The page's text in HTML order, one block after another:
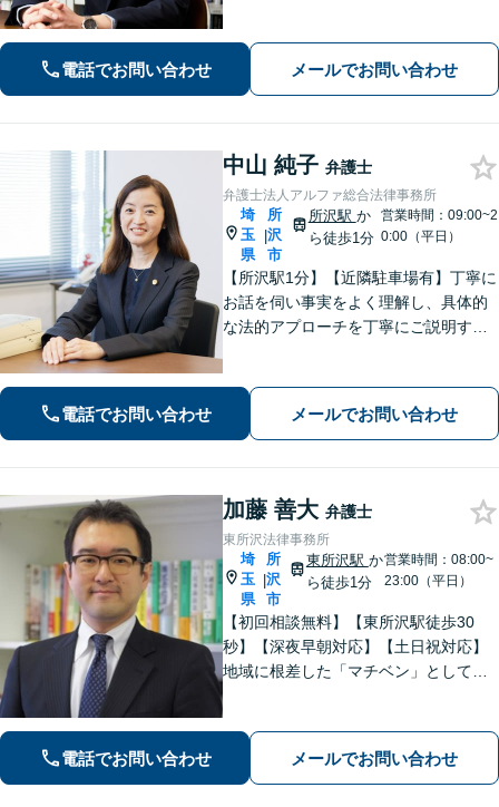
ください！【初回相談無料】
電話でお問い合わせ メールでお問い合わせ
中山 純子 弁護士
弁護士法人アルファ総合法律事務所
埼
玉
県
|
所
沢
市
所沢駅 か
ら徒歩1分
営業時間：09:00~2
0:00（平日）
【所沢駅1分】【近隣駐車場有】丁寧に
お話を伺い事実をよく理解し、具体的
な法的アプローチを丁寧にご説明する
手伝いをいたします。どうぞお気軽に
ご相談ください。
電話でお問い合わせ メールでお問い合わせ
加藤 善大 弁護士
東所沢法律事務所
埼
玉
県
|
所
沢
市
東所沢駅 か
ら徒歩1分
営業時間：08:00~
23:00（平日）
【初回相談無料】【東所沢駅徒歩30
秒】【深夜早朝対応】【土日祝対応】
地域に根差した「マチベン」として、
も承ります。リーズナブルな料金体系
をご提供しています。
電話でお問い合わせ メールでお問い合わせ